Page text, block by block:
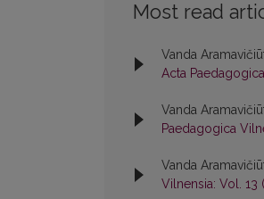
Most read
Vanda
Acta
Vanda
Paedagogica
Vanda
Vilnensia: Vol. 13